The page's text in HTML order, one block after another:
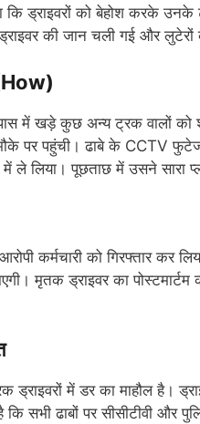
ड्राइवरों को बेहोश करके
की जान चली गई और
पास में खड़े कुछ अन्य ट्रक वालों
पर पहुंची। ढाबे के CCTV
ले लिया। पूछताछ में उसने सारा
कर्मचारी को गिरफ्तार कर
मृतक ड्राइवर का
ड्राइवरों में डर का माहौल है।
सभी ढाबों पर सीसीटीवी और